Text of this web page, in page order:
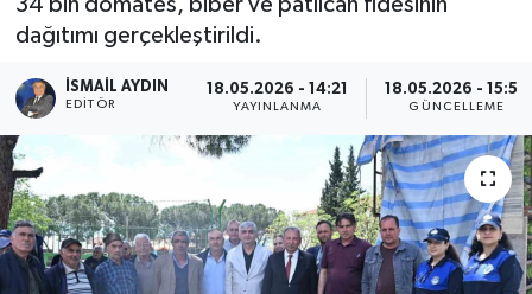
34 bin domates, biber ve patlıcan fidesinin
dağıtımı gerçekleştirildi.
İSMAIL AYDIN
EDITÖR
18.05.2026 - 14:21
YAYINLANMA
18.05.2026 - 15:50
GÜNCELLEME